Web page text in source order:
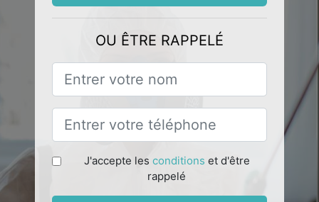
OU ÊTRE RAPPELÉ
J'accepte les conditions et d'être
rappelé